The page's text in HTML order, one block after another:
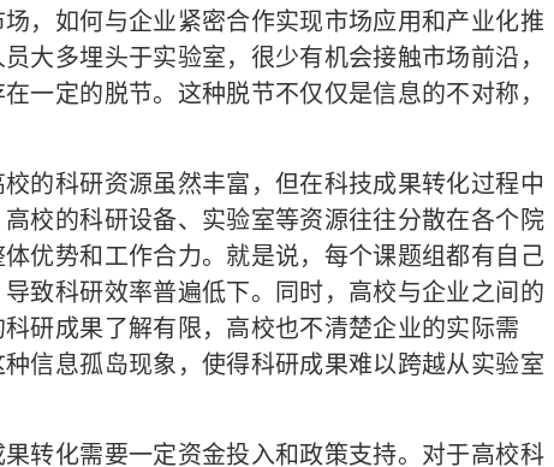
，如何与企业紧密合作实现市场应用和产业化推
大多埋头于实验室，很少有机会接触市场前沿，
一定的脱节。这种脱节不仅仅是信息的不对称，
科研资源虽然丰富，但在科技成果转化过程中
校的科研设备、实验室等资源往往分散在各个院
优势和工作合力。就是说，每个课题组都有自己
致科研效率普遍低下。同时，高校与企业之间的
研成果了解有限，高校也不清楚企业的实际需
信息孤岛现象，使得科研成果难以跨越从实验室
化需要一定资金投入和政策支持。对于高校科